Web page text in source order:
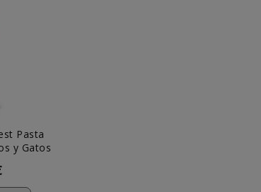
Pasta
y Gatos